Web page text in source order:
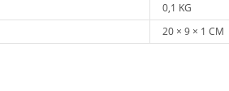
0,1 KG
20 × 9 × 1 CM